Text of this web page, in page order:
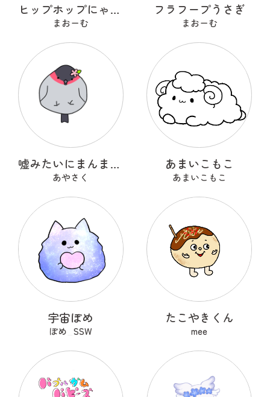
ヒップホップにゃんこ
まおーむ
フラフープうさぎ
まおーむ
嘘みたいにまんまるなウソ
あやさく
あまいこもこ
あまいこもこ
宇宙ぽめ
ぽめ_SSW
たこやきくん
mee